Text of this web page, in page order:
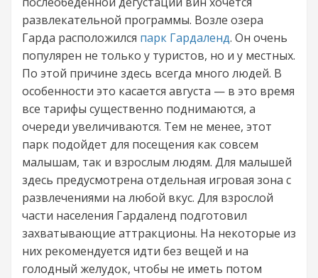
развлекательной программы. Возле озера
Гарда расположился парк Гардаленд. Он очень
популярен не только у туристов, но и у местных.
По этой причине здесь всегда много людей. В
особенности это касается августа — в это время
все тарифы существенно поднимаются, а
очереди увеличиваются. Тем не менее, этот
парк подойдет для посещения как совсем
малышам, так и взрослым людям. Для малышей
здесь предусмотрена отдельная игровая зона с
развлечениями на любой вкус. Для взрослой
части населения Гардаленд подготовил
захватывающие аттракционы. На некоторые из
них рекомендуется идти без вещей и на
голодный желудок, чтобы не иметь потом